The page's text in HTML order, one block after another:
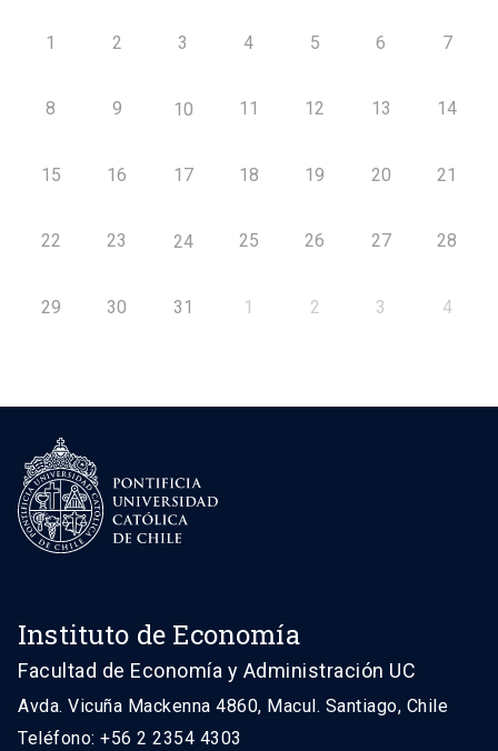
1 2 3 4 5 6 7
8 9 10 11 12 13 14
15 16 17 18 19 20 21
22 23 24 25 26 27 28
29 30 31 1 2 3 4
Instituto de Economía
Facultad de Economía y Administración UC
Avda. Vicuña Mackenna 4860, Macul. Santiago, Chile
Teléfono: +56 2 2354 4303